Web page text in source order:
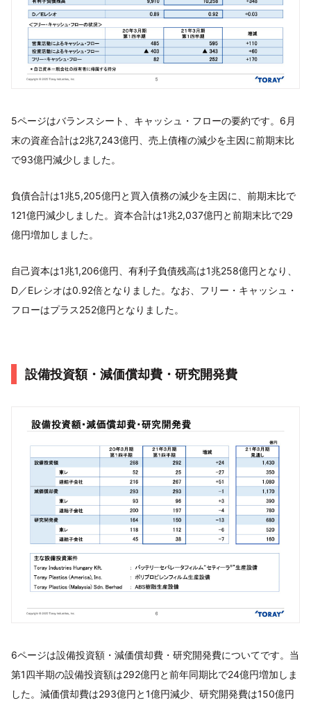
5ページはバランスシート、キャッシュ・フローの要約です。6月
末の資産合計は2兆7,243億円、売上債権の減少を主因に前期末比
で93億円減少しました。
負債合計は1兆5,205億円と買入債務の減少を主因に、前期末比で
121億円減少しました。資本合計は1兆2,037億円と前期末比で29
億円増加しました。
自己資本は1兆1,206億円、有利子負債残高は1兆258億円となり、
D／Eレシオは0.92倍となりました。なお、フリー・キャッシュ・
フローはプラス252億円となりました。
設備投資額・減価償却費・研究開発費
6ページは設備投資額・減価償却費・研究開発費についてです。当
第1四半期の設備投資額は292億円と前年同期比で24億円増加しま
した。減価償却費は293億円と1億円減少、研究開発費は150億円